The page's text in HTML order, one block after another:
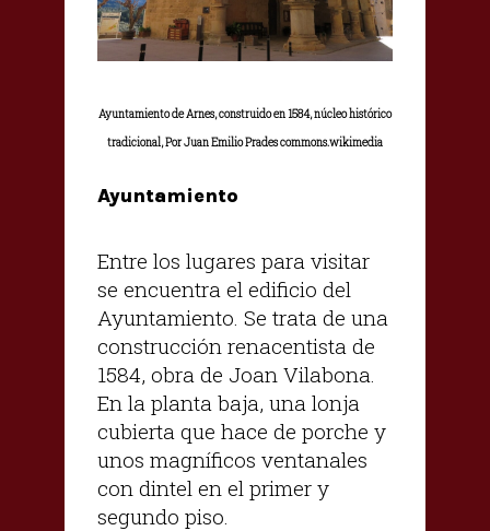
Ayuntamiento de Arnes, construido en 1584, núcleo histórico
tradicional, Por Juan Emilio Prades commons.wikimedia
Ayuntamiento
Entre los lugares para visitar
se encuentra el edificio del
Ayuntamiento. Se trata de una
construcción renacentista de
1584, obra de Joan Vilabona.
En la planta baja, una lonja
cubierta que hace de porche y
unos magníficos ventanales
con dintel en el primer y
segundo piso.